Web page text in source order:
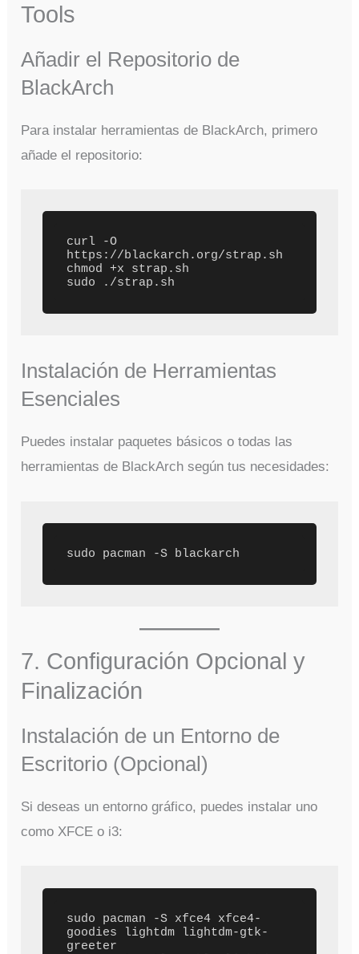
Tools
Añadir el Repositorio de
BlackArch
Para instalar herramientas de BlackArch, primero
añade el repositorio:
curl -O
https://blackarch.org/strap.sh
chmod +x strap.sh
Instalación de Herramientas
Esenciales
Puedes instalar paquetes básicos o todas las
herramientas de BlackArch según tus necesidades:
7. Configuración Opcional y
Finalización
Instalación de un Entorno de
Escritorio (Opcional)
Si deseas un entorno gráfico, puedes instalar uno
como XFCE o i3:
sudo pacman -S xfce4 xfce4-
goodies lightdm lightdm-gtk-
greeter